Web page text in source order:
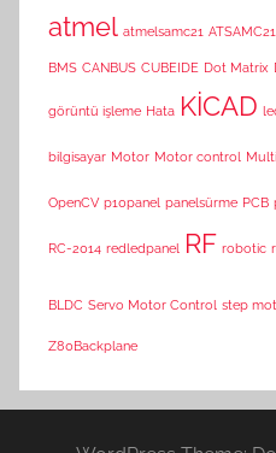
atmel atmelsamc21 ATSAMC21
BMS CANBUS CUBEIDE Dot Matrix
görüntü işleme Hata KİCAD
bilgisayar Motor Motor control
OpenCV p10panel panelsürme PCB
RC-2014 redledpanel RF robotic
BLDC Servo Motor Control step
Z80Backplane